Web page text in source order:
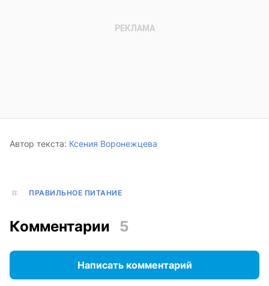
Автор текста: Ксения Воронежцева
ПРАВИЛЬНОЕ ПИТАНИЕ
Комментарии 5
Написать комментарий